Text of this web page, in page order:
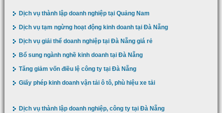
Dịch vụ thành lập doanh nghiệp tại Quảng Nam
Dịch vụ tạm ngừng hoạt động kinh doanh tại Đà Nẵng
Dịch vụ giải thể doanh nghiệp tại Đà Nẵng giá rẻ
Bổ sung ngành nghề kinh doanh tại Đà Nẵng
Tăng giảm vốn điều lệ công ty tại Đà Nẵng
Giấy phép kinh doanh vận tải ô tô, phù hiệu xe tải
Dịch vụ thành lập doanh nghiệp, công ty tại Đà Nẵng